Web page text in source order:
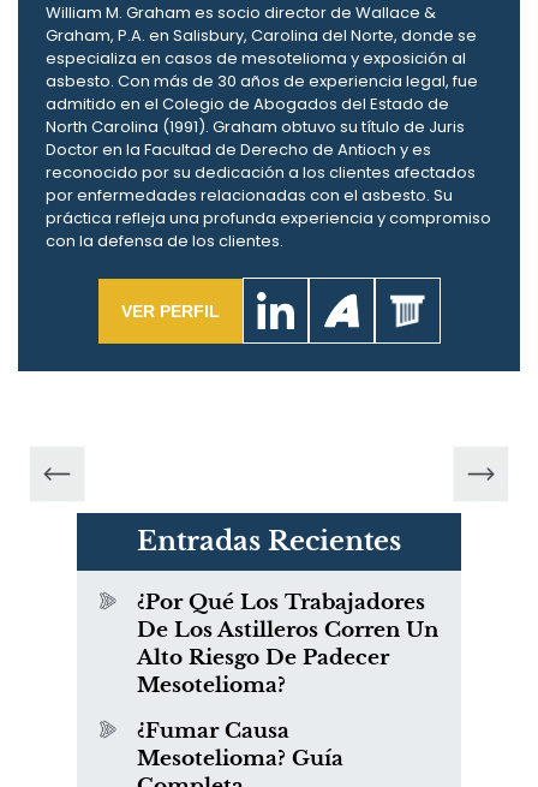
William M. Graham es socio director de Wallace &
Graham, P.A. en Salisbury, Carolina del Norte, donde se
especializa en casos de mesotelioma y exposición al
asbesto. Con más de 30 años de experiencia legal, fue
admitido en el Colegio de Abogados del Estado de
North Carolina (1991). Graham obtuvo su título de Juris
Doctor en la Facultad de Derecho de Antioch y es
reconocido por su dedicación a los clientes afectados
por enfermedades relacionadas con el asbesto. Su
práctica refleja una profunda experiencia y compromiso
con la defensa de los clientes.
VER PERFIL
Entradas Recientes
¿Por Qué Los Trabajadores
De Los Astilleros Corren Un
Alto Riesgo De Padecer
Mesotelioma?
¿Fumar Causa
Mesotelioma? Guía